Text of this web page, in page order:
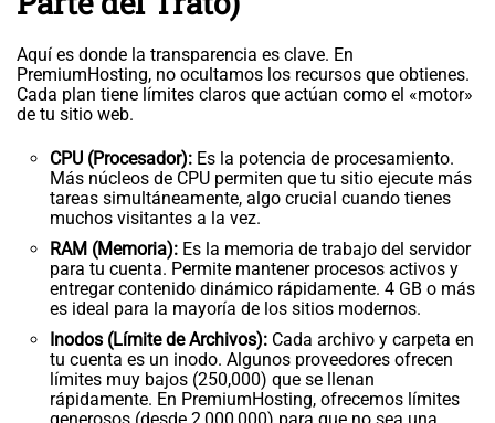
Aquí es donde la transparencia es clave. En
PremiumHosting, no ocultamos los recursos que obtienes.
Cada plan tiene límites claros que actúan como el «motor»
de tu sitio web.
CPU (Procesador): Es la potencia de procesamiento.
Más núcleos de CPU permiten que tu sitio ejecute más
tareas simultáneamente, algo crucial cuando tienes
muchos visitantes a la vez.
RAM (Memoria): Es la memoria de trabajo del servidor
para tu cuenta. Permite mantener procesos activos y
entregar contenido dinámico rápidamente. 4 GB o más
es ideal para la mayoría de los sitios modernos.
Inodos (Límite de Archivos): Cada archivo y carpeta en
tu cuenta es un inodo. Algunos proveedores ofrecen
límites muy bajos (250,000) que se llenan
rápidamente. En PremiumHosting, ofrecemos límites